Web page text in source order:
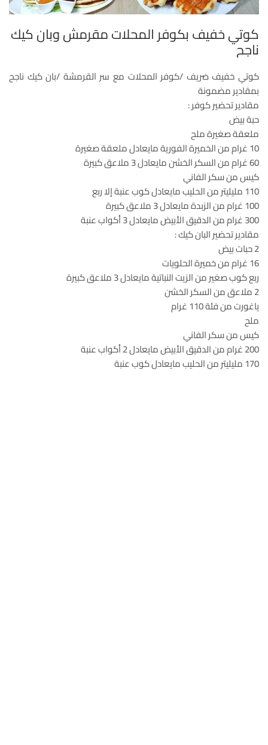
كوتي خفيف بكوفر المحلات مقرمش وبان كيك
ناجح
كوتي خفيف ضريف /كوفر المحلات مع سر القرمشة /بان كيك ناجح
بمقادير مضمونة
مقادير تحضير كوفر :
حبة بيض
ملعقة صغيرة ملح
10 غرام من الخميرة الفورية مايعادل ملعقة صغيرة
60 غرام من السكر الخشن مايعادل 3 ملاعق كبيرة
كيس من سكر الفاني
110 مليليتر من الحليب مايعادل كوب عنبة إلا ربع
100 غرام من الزبدة مايعادل 3 ملاعق كبيرة
300 غرام من الدقيق الأبيض مايعادل 3 أكواب عنبة
مقادير تحضير البان كيك :
2 حبات بيض
16 غرام من خميرة الحلويات
ربع كوب صغير من الزيت النباتية مايعادل 3 ملاعق كبيرة
2 ملاعق من السكر الخشن
ياغورت من فئة 110 غرام
ملح
كيس من سكر الفاني
200 غرام من الدقيق الأبيض مايعادل 2 أكواب عنبة
170 مليليتر من الحليب مايعادل كوب عنبة